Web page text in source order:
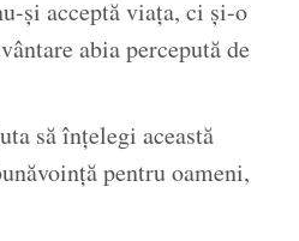
și acceptă viața, ci și-o
abia percepută de
să înțelegi această
pentru oameni,